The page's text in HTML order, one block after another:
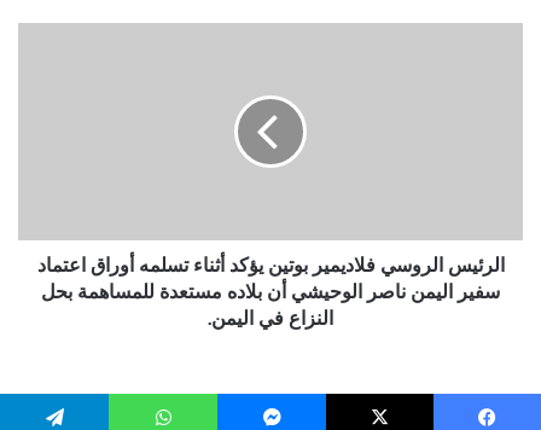
تلك
الاجراءات
اعتماد
سفير
اليمن
بلاده
مستعدة
الرئيس الروسي فلاديمير بوتين يؤكد أثناء تسلمه أوراق اعتماد
سفير اليمن ناصر الوحيشي أن بلاده مستعدة للمساهمة بحل
النزاع في اليمن.